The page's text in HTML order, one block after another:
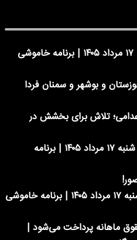
جدول قطعی برق مشهد روز شنبه ۱۷ مرداد ۱۴۰۵ | برنامه خاموشی
و بوشهر و سمنان فردا
تلاش برای بخشش در
جدول قطعی برق البرز و کرج روز شنبه ۱۷ مرداد ۱۴۰۵ | برنامه
جدول قطعی برق خوزستان روز شنبه ۱۷ مرداد ۱۴۰۵ | برنامه خاموشی
ماهانه پرداخت می‌شود |